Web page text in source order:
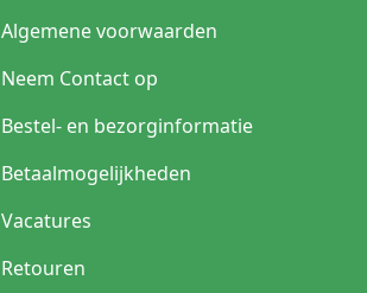
Algemene voorwaarden
Neem Contact op
Bestel- en bezorginformatie
Betaalmogelijkheden
Vacatures
Retouren